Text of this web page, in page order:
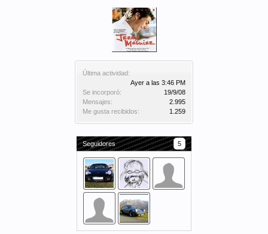
Última actividad:
Ayer a las 3:46 PM
Se incorporó:
19/9/08
Mensajes:
2.995
Me gusta recibidos:
1.259
Seguidores 5